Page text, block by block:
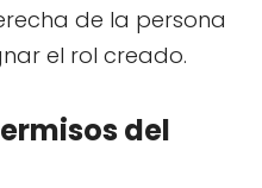
de la persona
el rol creado.
del